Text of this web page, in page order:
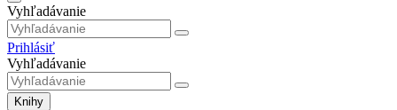
Vyhľadávanie
Prihlásiť
Vyhľadávanie
Knihy